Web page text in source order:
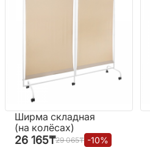
Ширма складная
(на колёсах)
26 165₸29 065₸ -10%